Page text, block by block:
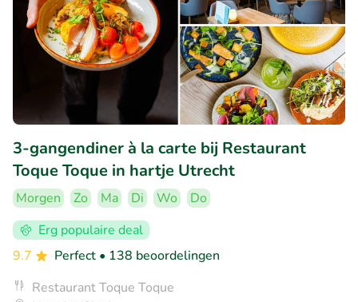
3-gangendiner à la carte bij Restaurant
Toque Toque in hartje Utrecht
Morgen Zo Ma Di Wo
Do
Erg populaire deal
9.7
Perfect • 138 beoordelingen
Restaurant Toque Toque